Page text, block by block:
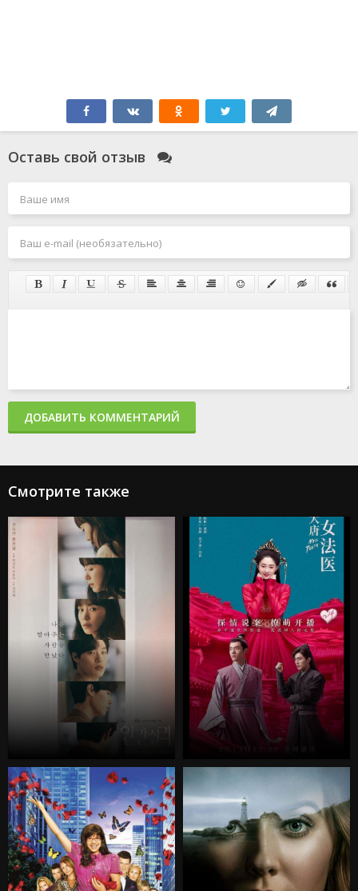
Оставь свой отзыв
ДОБАВИТЬ КОММЕНТАРИЙ
Смотрите также